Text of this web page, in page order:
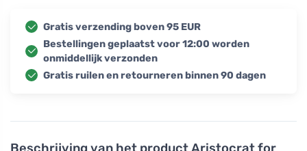
Beschrijving van het productAristocrat for
Gratis verzending boven 95 EUR
Bestellingen geplaatst voor 12:00 worden
onmiddellijk verzonden
Gratis ruilen en retourneren binnen 90 dagen